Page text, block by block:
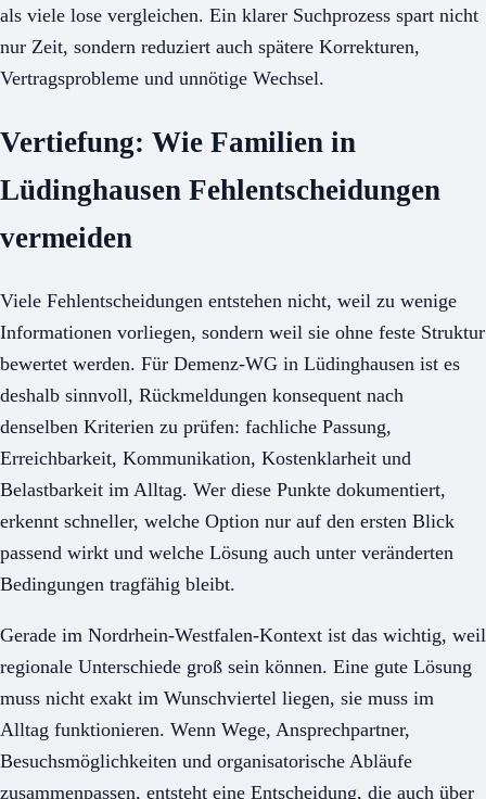
als viele lose vergleichen. Ein klarer Suchprozess spart nicht
nur Zeit, sondern reduziert auch spätere Korrekturen,
Vertragsprobleme und unnötige Wechsel.
Vertiefung: Wie Familien in
Lüdinghausen Fehlentscheidungen
vermeiden
Viele Fehlentscheidungen entstehen nicht, weil zu wenige
Informationen vorliegen, sondern weil sie ohne feste Struktur
bewertet werden. Für Demenz-WG in Lüdinghausen ist es
deshalb sinnvoll, Rückmeldungen konsequent nach
denselben Kriterien zu prüfen: fachliche Passung,
Erreichbarkeit, Kommunikation, Kostenklarheit und
Belastbarkeit im Alltag. Wer diese Punkte dokumentiert,
erkennt schneller, welche Option nur auf den ersten Blick
passend wirkt und welche Lösung auch unter veränderten
Bedingungen tragfähig bleibt.
Gerade im Nordrhein-Westfalen-Kontext ist das wichtig, weil
regionale Unterschiede groß sein können. Eine gute Lösung
muss nicht exakt im Wunschviertel liegen, sie muss im
Alltag funktionieren. Wenn Wege, Ansprechpartner,
Besuchsmöglichkeiten und organisatorische Abläufe
zusammenpassen, entsteht eine Entscheidung, die auch über